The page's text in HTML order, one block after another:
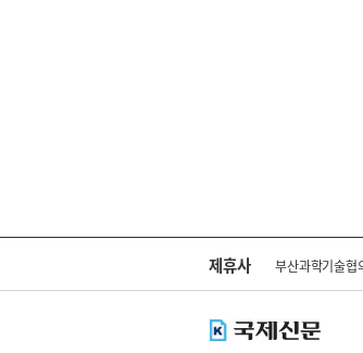
제휴사 부산과학기술협